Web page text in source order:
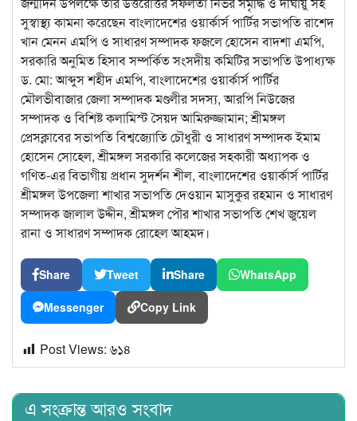
সুস্বাস্থ্য কামনা করেছেন বাংলাদেশের ওয়ার্কার্স পার্টির সভাপতি রাশেদ
খান মেনন এমপি ও সাধারণ সম্পাদক ফজলে হোসেন বাদশা এমপি,
সরকারি অনুমিত হিসাব সম্পর্কিত সংসদীয় কমিটির সভাপতি উপাধ্যক্ষ
ড. মো: আব্দুস শহীদ এমপি, বাংলাদেশের ওয়ার্কার্স পার্টির
মৌলভীবাজার জেলা সম্পাদক মণ্ডলীর সদস্য, আরপি নিউজের
সম্পাদক ও বিশিষ্ট কলামিস্ট সৈয়দ আমিরুজ্জামান; শ্রীমঙ্গল
প্রেসক্লাবের সভাপতি বিশ্বজ্যোতি চৌধুরী ও সাধারণ সম্পাদক ইমাম
হোসেন সোহেল, শ্রীমঙ্গল সরকারি কলেজের সহকারী অধ্যাপক ও
গণিত-এর বিভাগীয় প্রধান সুদর্শন শীল, বাংলাদেশের ওয়ার্কার্স পার্টির
শ্রীমঙ্গল উপজেলা শাখার সভাপতি দেওয়ান মাসুকুর রহমান ও সাধারণ
সম্পাদক জালাল উদ্দীন, শ্রীমঙ্গল পৌর শাখার সভাপতি শেখ জুয়েল
রানা ও সাধারণ সম্পাদক রোহেল আহমদ।
Share Tweet Share WhatsApp
Messenger Copy Link
Post Views: ৬১৪
এ সংক্রান্ত আরও সংবাদ